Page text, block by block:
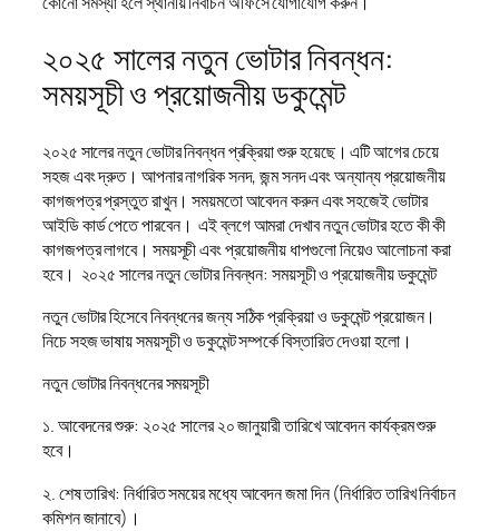
২০২৫ সালের নতুন ভোটার নিবন্ধন:
সময়সূচী ও প্রয়োজনীয় ডকুমেন্ট
২০২৫ সালের নতুন ভোটার নিবন্ধন প্রক্রিয়া শুরু হয়েছে। এটি আগের চেয়ে
সহজ এবং দ্রুত। আপনার নাগরিক সনদ, জন্ম সনদ এবং অন্যান্য প্রয়োজনীয়
কাগজপত্র প্রস্তুত রাখুন। সময়মতো আবেদন করুন এবং সহজেই ভোটার
আইডি কার্ড পেতে পারবেন। এই ব্লগে আমরা দেখাব নতুন ভোটার হতে কী কী
কাগজপত্র লাগবে। সময়সূচী এবং প্রয়োজনীয় ধাপগুলো নিয়েও আলোচনা করা
হবে। ২০২৫ সালের নতুন ভোটার নিবন্ধন: সময়সূচী ও প্রয়োজনীয় ডকুমেন্ট
নতুন ভোটার হিসেবে নিবন্ধনের জন্য সঠিক প্রক্রিয়া ও ডকুমেন্ট প্রয়োজন।
নিচে সহজ ভাষায় সময়সূচী ও ডকুমেন্ট সম্পর্কে বিস্তারিত দেওয়া হলো।
নতুন ভোটার নিবন্ধনের সময়সূচী
১. আবেদনের শুরু: ২০২৫ সালের ২০ জানুয়ারী তারিখে আবেদন কার্যক্রম শুরু
হবে।
২. শেষ তারিখ: নির্ধারিত সময়ের মধ্যে আবেদন জমা দিন (নির্ধারিত তারিখ নির্বাচন
কমিশন জানাবে)।